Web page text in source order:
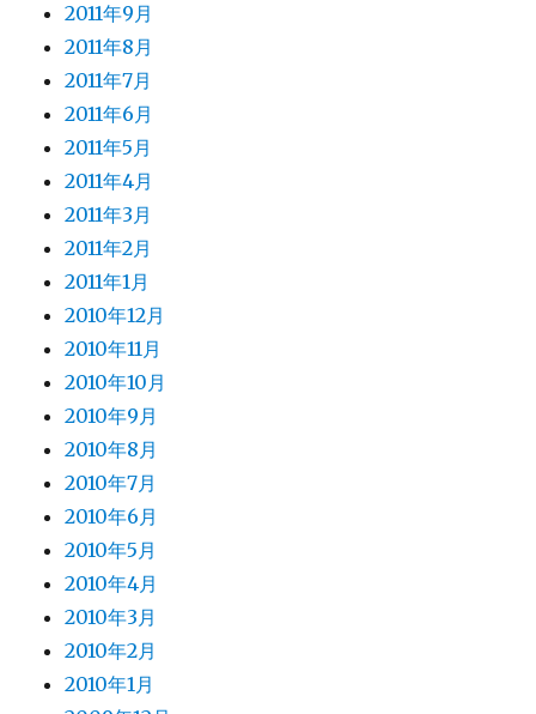
2011年9月
2011年8月
2011年7月
2011年6月
2011年5月
2011年4月
2011年3月
2011年2月
2011年1月
2010年12月
2010年11月
2010年10月
2010年9月
2010年8月
2010年7月
2010年6月
2010年5月
2010年4月
2010年3月
2010年2月
2010年1月